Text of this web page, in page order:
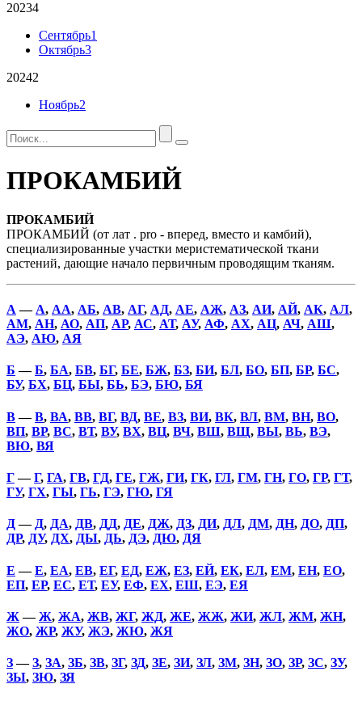
20234
Сентябрь1
Октябрь3
20242
Ноябрь2
ПРОКАМБИЙ
ПРОКАМБИЙ
ПРОКАМБИЙ (от лат . pro - вперед, вместо и камбий),
специализированные участки меристематической ткани
растений, дающие начало первичным проводящим тканям.
А — А, АА, АБ, АВ, АГ, АД, АЕ, АЖ, АЗ, АИ, АЙ, АК, АЛ,
АМ, АН, АО, АП, АР, АС, АТ, АУ, АФ, АХ, АЦ, АЧ, АШ,
АЭ, АЮ, АЯ
Б —Б, БА, БВ, БГ, БЕ, БЖ, БЗ, БИ, БЛ, БО, БП, БР, БС,
БУ, БХ, БЦ, БЫ, БЬ, БЭ, БЮ, БЯ
В—В, ВА, ВВ, ВГ, ВД, ВЕ, ВЗ, ВИ, ВК, ВЛ, ВМ, ВН, ВО,
ВП, ВР, ВС, ВТ, ВУ, ВХ, ВЦ, ВЧ, ВШ, ВЩ, ВЫ, ВЬ, ВЭ,
ВЮ, ВЯ
Г—Г, ГА, ГВ, ГД, ГЕ, ГЖ, ГИ, ГК, ГЛ, ГМ, ГН, ГО, ГР, ГТ,
ГУ, ГХ, ГЫ, ГЬ, ГЭ, ГЮ, ГЯ
Д— Д, ДА, ДВ, ДД, ДЕ, ДЖ, ДЗ, ДИ, ДЛ, ДМ, ДН, ДО, ДП,
ДР, ДУ, ДХ, ДЫ, ДЬ, ДЭ, ДЮ, ДЯ
Е —Е, ЕА, ЕВ, ЕГ, ЕД, ЕЖ, ЕЗ, ЕЙ, ЕК, ЕЛ, ЕМ, ЕН, ЕО,
ЕП, ЕР, ЕС, ЕТ, ЕУ, ЕФ, ЕХ, ЕШ, ЕЭ, ЕЯ
Ж —Ж, ЖА, ЖВ, ЖГ, ЖД, ЖЕ, ЖЖ, ЖИ, ЖЛ, ЖМ, ЖН,
ЖО, ЖР, ЖУ, ЖЭ, ЖЮ, ЖЯ
З—З, ЗА, ЗБ, ЗВ, ЗГ, ЗД, ЗЕ, ЗИ, ЗЛ, ЗМ, ЗН, ЗО, ЗР, ЗС, ЗУ,
ЗЫ, ЗЮ, ЗЯ